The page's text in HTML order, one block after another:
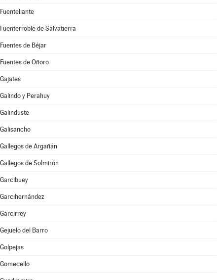
Fuenteliante
Fuenterroble de Salvatierra
Fuentes de Béjar
Fuentes de Oñoro
Gajates
Galindo y Perahuy
Galinduste
Galisancho
Gallegos de Argañán
Gallegos de Solmirón
Garcibuey
Garcihernández
Garcirrey
Gejuelo del Barro
Golpejas
Gomecello